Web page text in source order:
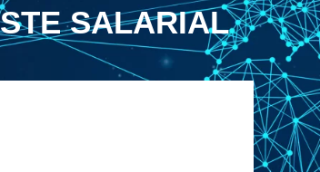
SALARIAL